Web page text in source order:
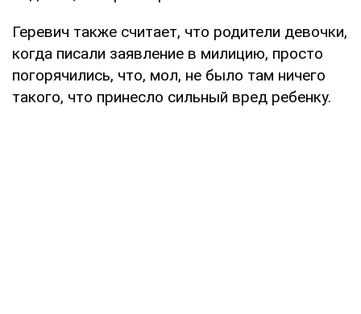
Геревич также считает, что родители девочки,
когда писали заявление в милицию, просто
погорячились, что, мол, не было там ничего
такого, что принесло сильный вред ребенку.